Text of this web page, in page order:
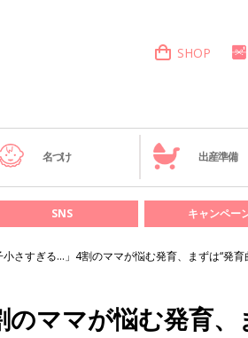
SHOP
名づけ 出産準備
SNS キャンペー
小さすぎる…」4割のママが悩む発育、まずは“発育
のママが悩む発育、